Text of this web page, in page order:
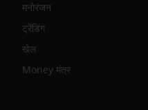
मनोरंजन
ट्रेंडिंग
खेल
Money मंत्र